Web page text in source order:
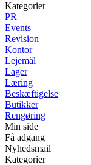
Kategorier
PR
Events
Revision
Kontor
Lejemål
Lager
Læring
Beskæftigelse
Butikker
Rengøring
Min side
Få adgang
Nyhedsmail
Kategorier